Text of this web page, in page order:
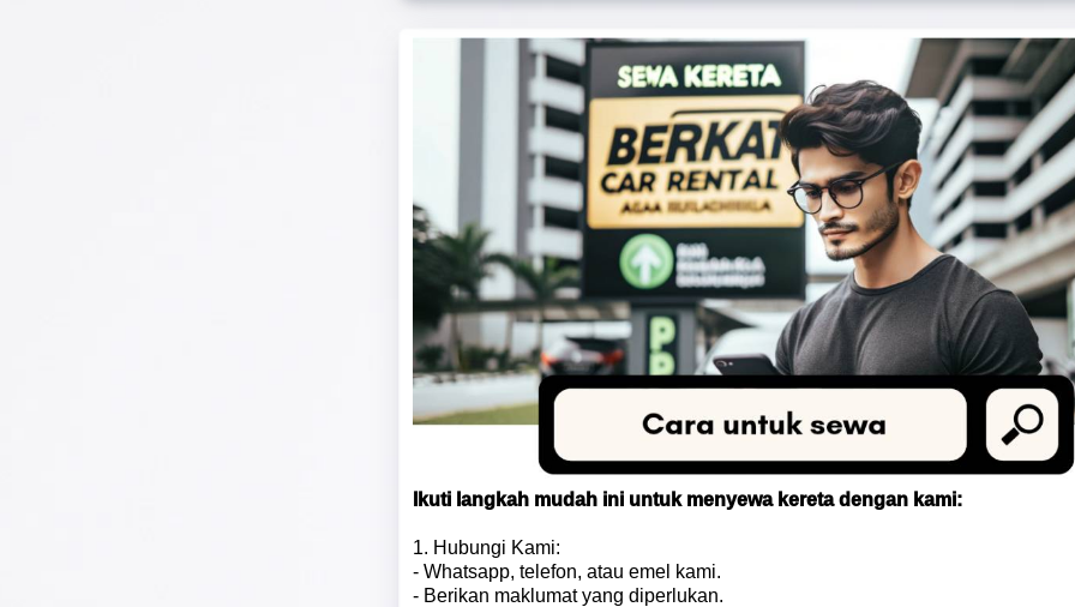
Ikuti langkah mudah ini untuk menyewa kereta dengan kami:
1. Hubungi Kami:
- Whatsapp, telefon, atau emel kami.
- Berikan maklumat yang diperlukan.